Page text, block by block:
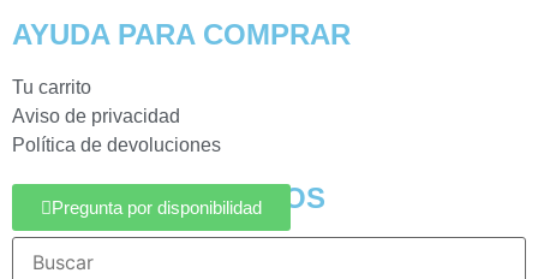
AYUDA PARA COMPRAR
Tu carrito
Aviso de privacidad
Política de devoluciones
BUSCAR PRODUCTOS
Pregunta por disponibilidad